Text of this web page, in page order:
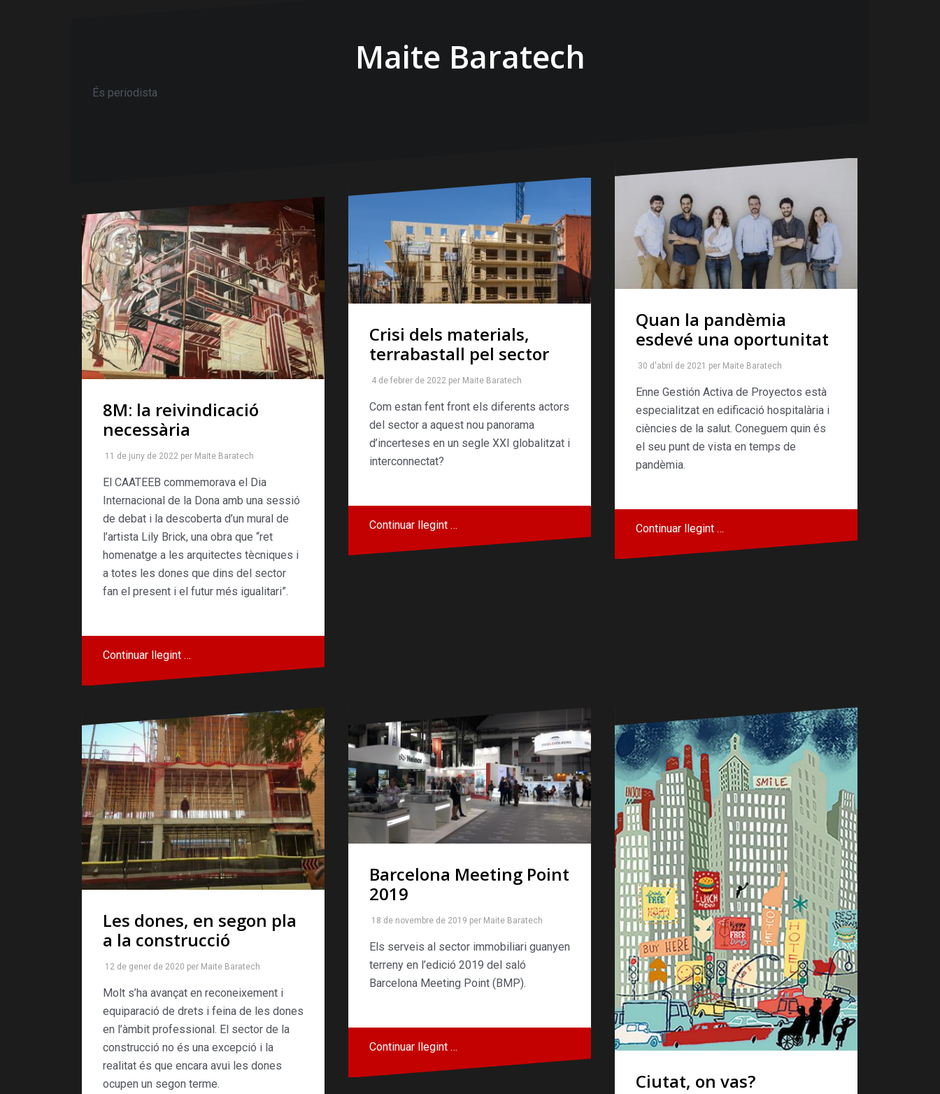
Maite Baratech
És periodista
8M: la reivindicació
necessària
11 de juny de 2022 per Maite Baratech
El CAATEEB commemorava el Dia
Internacional de la Dona amb una sessió
de debat i la descoberta d’un mural de
l’artista Lily Brick, una obra que “ret
homenatge a les arquitectes tècniques i
a totes les dones que dins del sector
fan el present i el futur més igualitari”.
Continuar llegint …
Crisi dels materials,
terrabastall pel sector
4 de febrer de 2022 per Maite Baratech
Com estan fent front els diferents actors
del sector a aquest nou panorama
d’incerteses en un segle XXI globalitzat i
interconnectat?
Continuar llegint …
Quan la pandèmia
esdevé una oportunitat
30 d'abril de 2021 per Maite Baratech
Enne Gestión Activa de Proyectos està
especialitzat en edificació hospitalària i
ciències de la salut. Coneguem quin és
el seu punt de vista en temps de
pandèmia.
Continuar llegint …
Les dones, en segon pla
a la construcció
12 de gener de 2020 per Maite Baratech
Molt s’ha avançat en reconeixement i
equiparació de drets i feina de les dones
en l’àmbit professional. El sector de la
construcció no és una excepció i la
realitat és que encara avui les dones
ocupen un segon terme.
Barcelona Meeting Point
2019
18 de novembre de 2019 per Maite Baratech
Els serveis al sector immobiliari guanyen
terreny en l’edició 2019 del saló
Barcelona Meeting Point (BMP).
Continuar llegint …
Ciutat, on vas?